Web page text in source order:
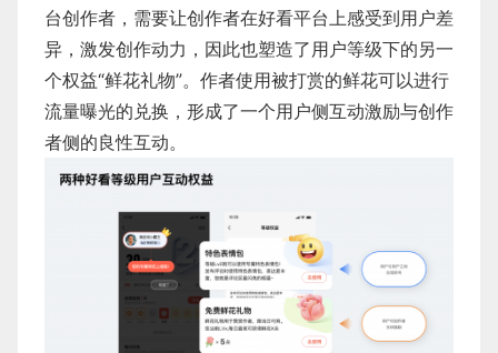
台创作者，需要让创作者在好看平台上感受到用户差
异，激发创作动力，因此也塑造了用户等级下的另一
个权益“鲜花礼物”。作者使用被打赏的鲜花可以进行
流量曝光的兑换，形成了一个用户侧互动激励与创作
者侧的良性互动。